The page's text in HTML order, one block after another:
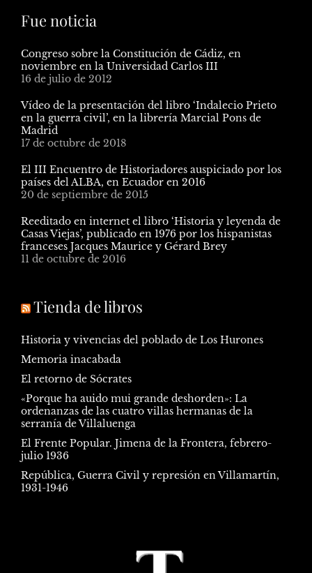
Fue noticia
Congreso sobre la Constitución de Cádiz, en
noviembre en la Universidad Carlos III
16 de julio de 2012
Vídeo de la presentación del libro ‘Indalecio Prieto
en la guerra civil’, en la librería Marcial Pons de
Madrid
17 de octubre de 2018
El III Encuentro de Historiadores auspiciado por los
países del ALBA, en Ecuador en 2016
20 de septiembre de 2015
Reeditado en internet el libro ‘Historia y leyenda de
Casas Viejas’, publicado en 1976 por los hispanistas
franceses Jacques Maurice y Gérard Brey
11 de octubre de 2016
Tienda de libros
Historia y vivencias del poblado de Los Hurones
Memoria inacabada
El retorno de Sócrates
«Porque ha auido mui grande deshorden»: La
ordenanzas de las cuatro villas hermanas de la
serranía de Villaluenga
El Frente Popular. Jimena de la Frontera, febrero-
julio 1936
República, Guerra Civil y represión en Villamartín,
1931-1946